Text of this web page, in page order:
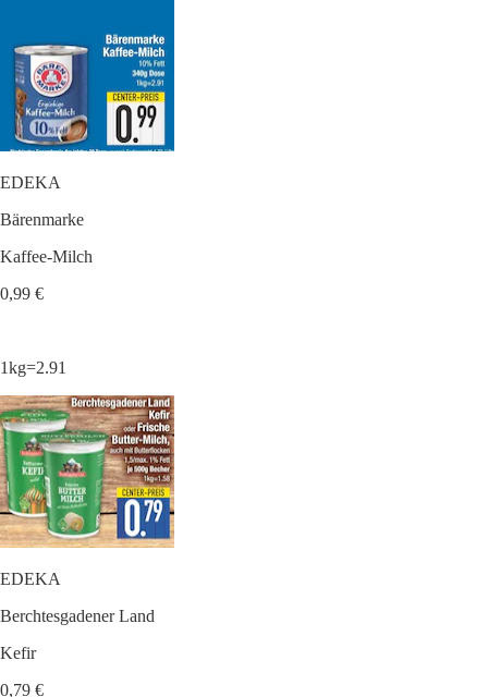
EDEKA
Bärenmarke
Kaffee-Milch
0,99 €
1kg=2.91
EDEKA
Berchtesgadener Land
Kefir
0,79 €